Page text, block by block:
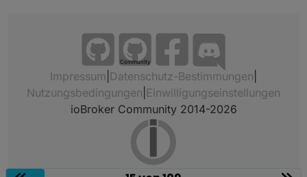
Community
Impressum Datenschutz-Bestimmungen
Nutzungsbedingungen Einwilligungseinstellungen
ioBroker Community 2014-2026